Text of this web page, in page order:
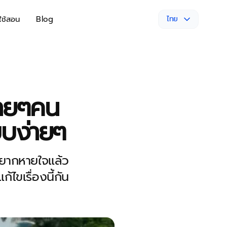
ช้สอน Blog ไทย
ๆคน
ง่ายๆ
กหายใจแล้ว
ไขเรื่องนี้กัน